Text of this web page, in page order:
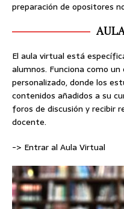
preparación de opositores
El aula virtual está
alumnos. Funciona como
personalizado, donde los
contenidos añadidos a su
foros de discusión y recibir
docente.
-> Entrar al Aula Virtual